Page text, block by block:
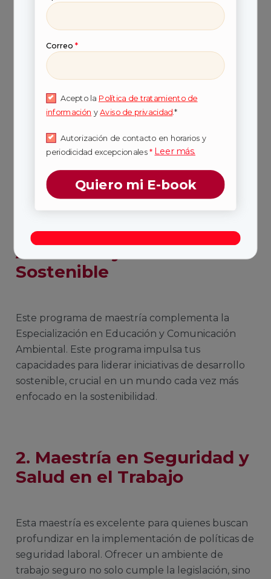
Algunas maestrías
virtuales
recomendadas en
Colombia
1. Maestría en Gestión
Ambiental y Desarrollo
Sostenible
Este programa de maestría complementa la
Especialización en Educación y Comunicación
Ambiental. Este programa impulsa tus
capacidades para liderar iniciativas de desarrollo
sostenible, crucial en un mundo cada vez más
enfocado en la sostenibilidad.
2. Maestría en Seguridad y
Salud en el Trabajo
Esta maestría es excelente para quienes buscan
profundizar en la implementación de políticas de
seguridad laboral. Ofrecer un ambiente de
trabajo seguro no solo cumple la legislación, sino
Correo *
Acepto la Política de tratamiento de
información yAviso de privacidad.*
Autorización de contacto en horarios y
periodicidad excepcionales * Leer más.
Quiero mi E-book